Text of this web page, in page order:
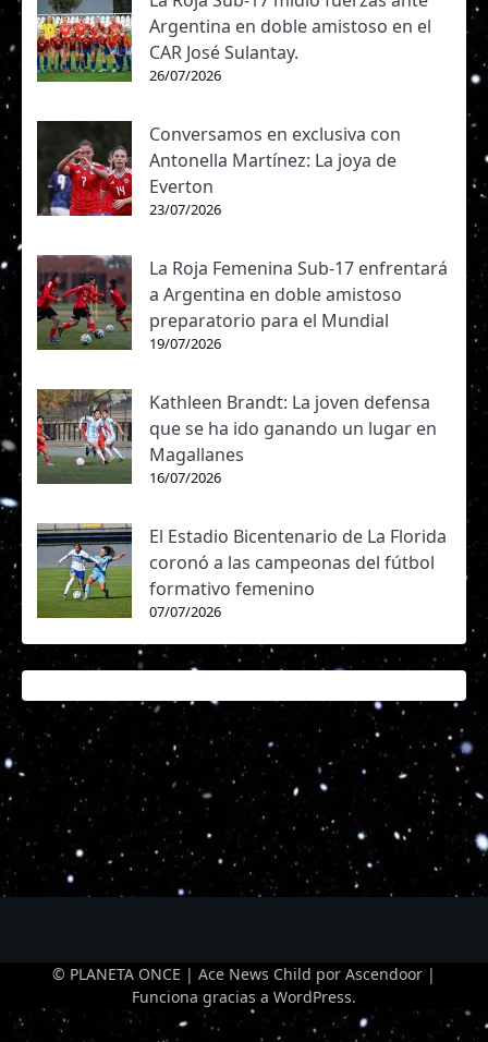
Argentina en doble amistoso en el
CAR José Sulantay.
26/07/2026
Conversamos en exclusiva con
Antonella Martínez: La joya de
Everton
23/07/2026
La Roja Femenina Sub-17 enfrentará
a Argentina en doble amistoso
preparatorio para el Mundial
19/07/2026
Kathleen Brandt: La joven defensa
que se ha ido ganando un lugar en
Magallanes
16/07/2026
El Estadio Bicentenario de La Florida
coronó a las campeonas del fútbol
formativo femenino
07/07/2026
© PLANETA ONCE | Ace News Child por Ascendoor |
Funciona gracias a WordPress.